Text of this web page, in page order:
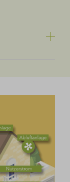
mit dem
Hilse,